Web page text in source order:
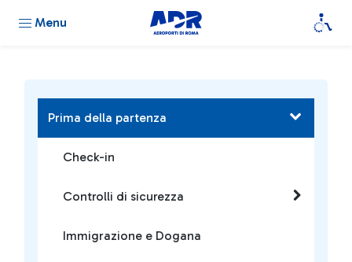
Menu
Prima della partenza
Check-in
Controlli di sicurezza
Immigrazione e Dogana